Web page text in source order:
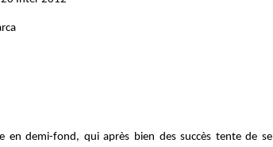
en demi-fond, qui après bien des succès tente de se